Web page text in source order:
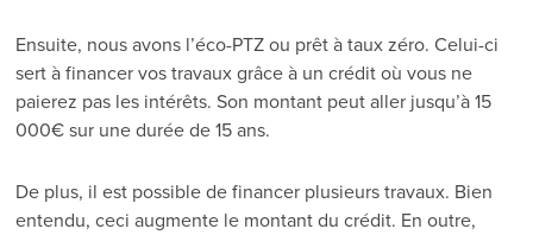
Ensuite, nous avons l’éco-PTZ ou prêt à taux zéro. Celui-ci
sert à financer vos travaux grâce à un crédit où vous ne
paierez pas les intérêts. Son montant peut aller jusqu’à 15
000€ sur une durée de 15 ans.
De plus, il est possible de financer plusieurs travaux. Bien
entendu, ceci augmente le montant du crédit. En outre,